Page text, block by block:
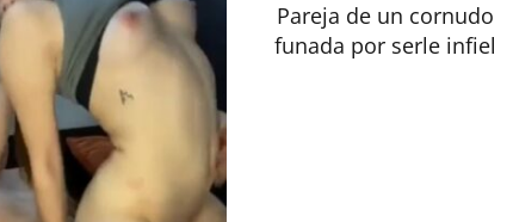
Pareja de un cornudo
funada por serle infiel